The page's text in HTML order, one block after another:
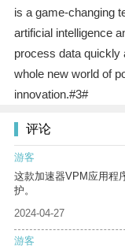
is a game-changing
artificial intelligence
process data quickly
whole new world of
innovation.#3#
评论
游客
这款加速器VPM应用程
护。
2024-04-27
游客